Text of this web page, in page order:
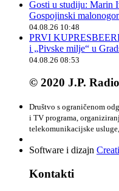
Gosti u studiju: Marin
Gospojinski
04.08.26 10:48
PRVI
i „Pivske milje“ u
04.08.26 08:53
© 2020 J.P.
Društvo s ograničenom
i TV programa,
telekomunikacijske
Software i dizajn
Kontakti